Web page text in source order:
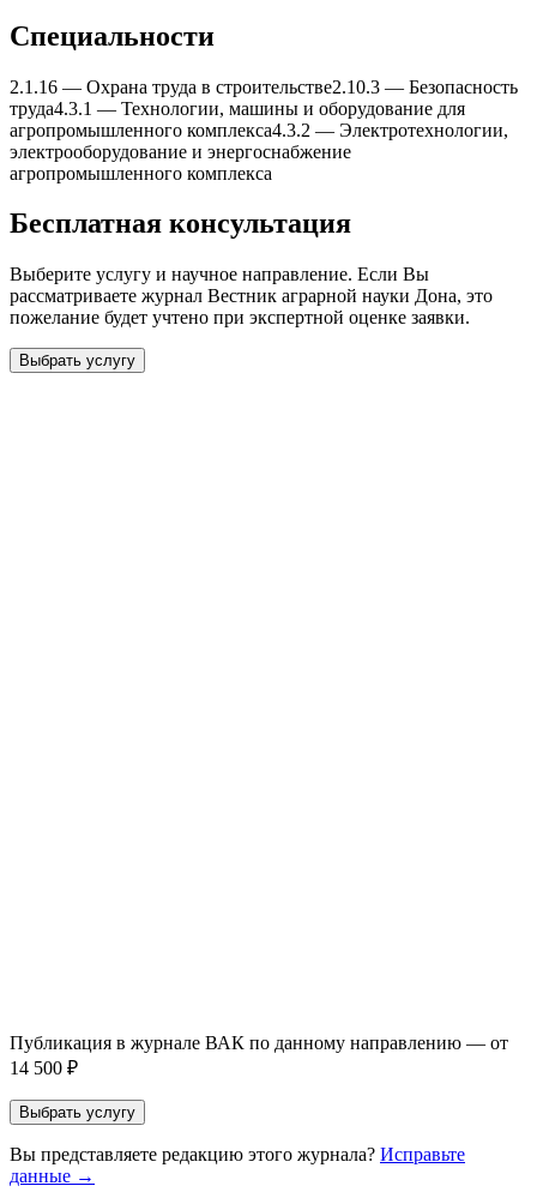
Специальности
2.1.16 — Оxрана труда в строительстве2.10.3 — Безопасность
труда4.3.1 — Теxнологии, машины и оборудование для
агропромышленного комплекса4.3.2 — Электротеxнологии,
электрооборудование и энергоснабжение
агропромышленного комплекса
Бесплатная консультация
Выберите услугу и научное направление. Если Вы
рассматриваете журнал Вестник аграрной науки Дона, это
пожелание будет учтено при экспертной оценке заявки.
Выбрать услугу
Публикация в журнале ВАК по данному направлению — от
14 500 ₽
Выбрать услугу
Вы представляете редакцию этого журнала? Исправьте
данные →